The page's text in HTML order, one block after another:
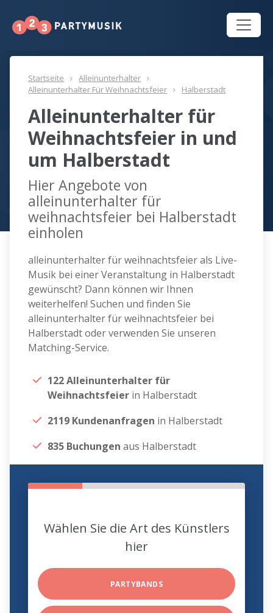
Startseite
Alleinunterhalter
Alleinunterhalter Für Weihnachtsfeier
Halberstadt
Alleinunterhalter für
Weihnachtsfeier in und
um Halberstadt
Hier Angebote von
alleinunterhalter für
weihnachtsfeier bei Halberstadt
einholen
alleinunterhalter für weihnachtsfeier als Live-
Musik bei einer Veranstaltung in Halberstadt
gewünscht? Dann können wir Ihnen
weiterhelfen! Suchen und finden Sie
alleinunterhalter für weihnachtsfeier bei
Halberstadt oder verwenden Sie unseren
Matching-Service.
122 Alleinunterhalter für
Weihnachtsfeier in Halberstadt
2119 Kundenanfragen in Halberstadt
835 Buchungen aus Halberstadt
Wählen Sie die Art des Künstlers
hier
PARTYBANDS